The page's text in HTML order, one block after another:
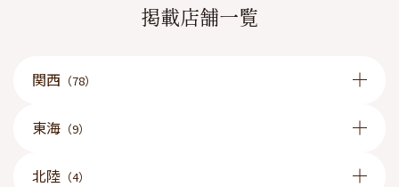
掲載店舗一覧
関西 （78）
東海 （9）
北陸 （4）